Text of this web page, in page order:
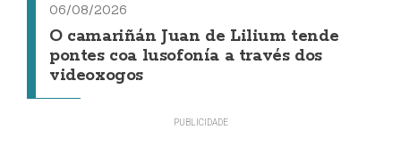
06/08/2026
O camariñán Juan de Lilium tende
pontes coa lusofonía a través dos
videoxogos